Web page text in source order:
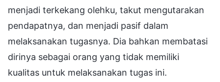
menjadi terkekang olehku, takut mengutarakan
pendapatnya, dan menjadi pasif dalam
melaksanakan tugasnya. Dia bahkan membatasi
dirinya sebagai orang yang tidak memiliki
kualitas untuk melaksanakan tugas ini.